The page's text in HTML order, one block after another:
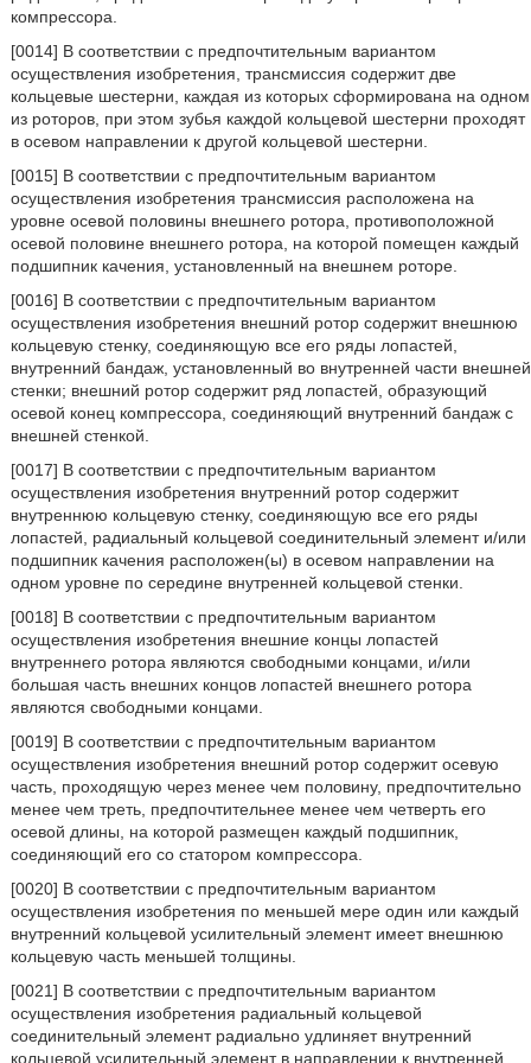
компрессора.
[0014] В соответствии с предпочтительным вариантом
осуществления изобретения, трансмиссия содержит две
кольцевые шестерни, каждая из которых сформирована на одном
из роторов, при этом зубья каждой кольцевой шестерни проходят
в осевом направлении к другой кольцевой шестерни.
[0015] В соответствии с предпочтительным вариантом
осуществления изобретения трансмиссия расположена на
уровне осевой половины внешнего ротора, противоположной
осевой половине внешнего ротора, на которой помещен каждый
подшипник качения, установленный на внешнем роторе.
[0016] В соответствии с предпочтительным вариантом
осуществления изобретения внешний ротор содержит внешнюю
кольцевую стенку, соединяющую все его ряды лопастей,
внутренний бандаж, установленный во внутренней части внешней
стенки; внешний ротор содержит ряд лопастей, образующий
осевой конец компрессора, соединяющий внутренний бандаж с
внешней стенкой.
[0017] В соответствии с предпочтительным вариантом
осуществления изобретения внутренний ротор содержит
внутреннюю кольцевую стенку, соединяющую все его ряды
лопастей, радиальный кольцевой соединительный элемент и/или
подшипник качения расположен(ы) в осевом направлении на
одном уровне по середине внутренней кольцевой стенки.
[0018] В соответствии с предпочтительным вариантом
осуществления изобретения внешние концы лопастей
внутреннего ротора являются свободными концами, и/или
большая часть внешних концов лопастей внешнего ротора
являются свободными концами.
[0019] В соответствии с предпочтительным вариантом
осуществления изобретения внешний ротор содержит осевую
часть, проходящую через менее чем половину, предпочтительно
менее чем треть, предпочтительнее менее чем четверть его
осевой длины, на которой размещен каждый подшипник,
соединяющий его со статором компрессора.
[0020] В соответствии с предпочтительным вариантом
осуществления изобретения по меньшей мере один или каждый
внутренний кольцевой усилительный элемент имеет внешнюю
кольцевую часть меньшей толщины.
[0021] В соответствии с предпочтительным вариантом
осуществления изобретения радиальный кольцевой
соединительный элемент радиально удлиняет внутренний
кольцевой усилительный элемент в направлении к внутренней